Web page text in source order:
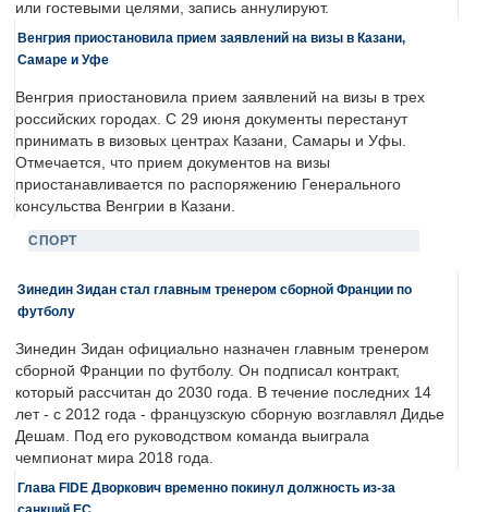
или гостевыми целями, запись аннулируют.
Венгрия приостановила прием заявлений на визы в Казани,
Самаре и Уфе
Венгрия приостановила прием заявлений на визы в трех
российских городах. С 29 июня документы перестанут
принимать в визовых центрах Казани, Самары и Уфы.
Отмечается, что прием документов на визы
приостанавливается по распоряжению Генерального
консульства Венгрии в Казани.
СПОРТ
Зинедин Зидан стал главным тренером сборной Франции по
футболу
Зинедин Зидан официально назначен главным тренером
сборной Франции по футболу. Он подписал контракт,
который рассчитан до 2030 года. В течение последних 14
лет - с 2012 года - французскую сборную возглавлял Дидье
Дешам. Под его руководством команда выиграла
чемпионат мира 2018 года.
Глава FIDE Дворкович временно покинул должность из-за